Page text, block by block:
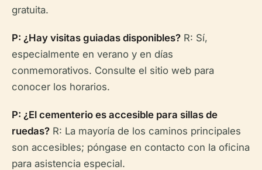
gratuita.
P: ¿Hay visitas guiadas disponibles? R: Sí,
especialmente en verano y en días
conmemorativos. Consulte el sitio web para
conocer los horarios.
P: ¿El cementerio es accesible para sillas de
ruedas? R: La mayoría de los caminos principales
son accesibles; póngase en contacto con la oficina
para asistencia especial.